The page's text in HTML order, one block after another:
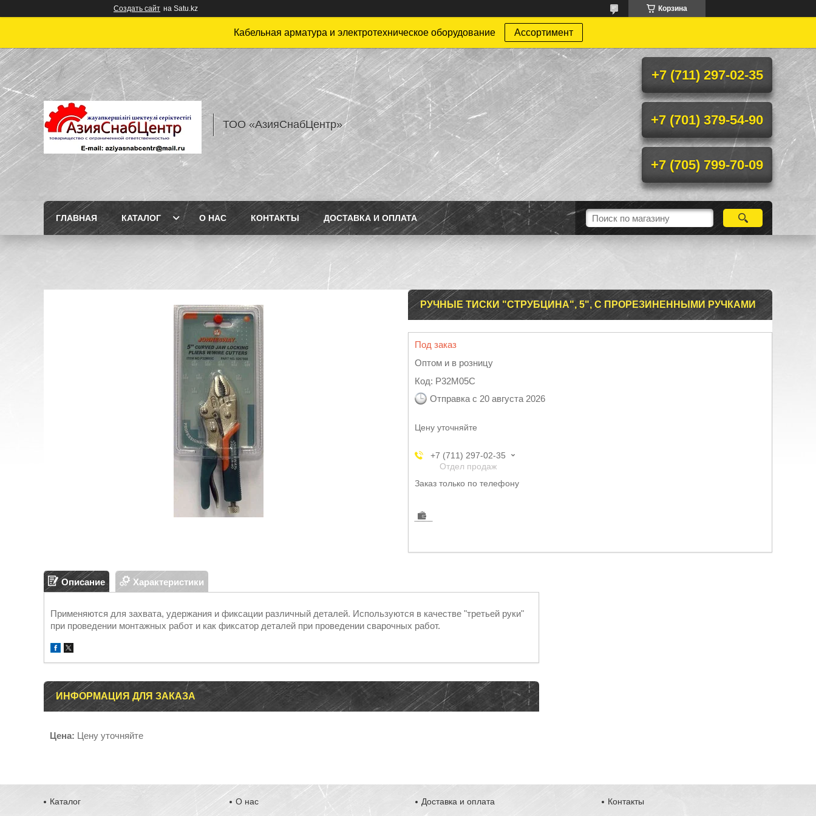
Создать сайт на Satu.kz Корзина
Кабельная арматура и электротехническое оборудование Ассортимент
ТОО «АзияСнабЦентр»
+7 (711) 297-02-35
+7 (701) 379-54-90
+7 (705) 799-70-09
ГЛАВНАЯ КАТАЛОГ О НАС КОНТАКТЫ ДОСТАВКА И ОПЛАТА
РУЧНЫЕ ТИСКИ "СТРУБЦИНА", 5", С ПРОРЕЗИНЕННЫМИ РУЧКАМИ
Под заказ
Оптом и в розницу
Код: P32M05C
Отправка с 20 августа 2026
Цену уточняйте
+7 (711) 297-02-35
Отдел продаж
Заказ только по телефону
Описание Характеристики
Применяются для захвата, удержания и фиксации различный деталей. Используются в качестве "третьей руки"
при проведении монтажных работ и как фиксатор деталей при проведении сварочных работ.
ИНФОРМАЦИЯ ДЛЯ ЗАКАЗА
Цена: Цену уточняйте
Каталог О нас Доставка и оплата Контакты